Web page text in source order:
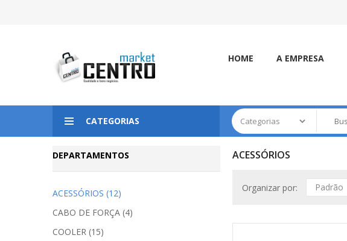
HOME A EMPRESA
CATEGORIAS
DEPARTAMENTOS
ACESSÓRIOS (12)
CABO DE FORÇA (4)
COOLER (15)
ACESSÓRIOS
Organizar por: